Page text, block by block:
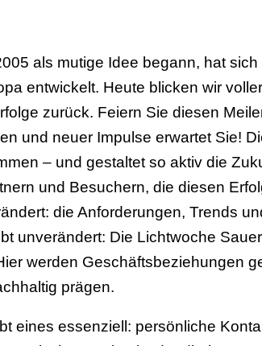
als mutige Idee begann, hat
entwickelt. Heute blicken wir
zurück. Feiern Sie diesen
und neuer Impulse erwartet Sie!
– und gestaltet so aktiv die
und Besuchern, die diesen
die Anforderungen, Trends
unverändert: Die Lichtwoche
werden Geschäftsbeziehungen
prägen.
eines essenziell: persönliche